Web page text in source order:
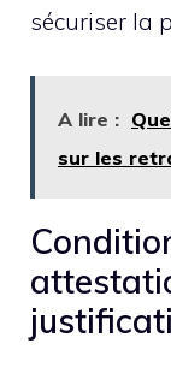
sécuriser la
A lire :
sur les